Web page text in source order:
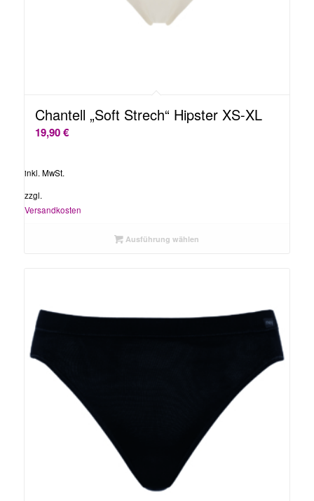
Chantell „Soft Strech“ Hipster XS-XL
19,90€
inkl. MwSt.
zzgl.
Versandkosten
Ausführung wählen